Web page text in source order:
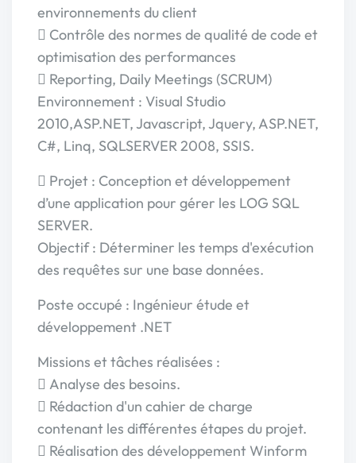
environnements du client
 Contrôle des normes de qualité de code et
optimisation des performances
 Reporting, Daily Meetings (SCRUM)
Environnement : Visual Studio
2010,ASP.NET, Javascript, Jquery, ASP.NET,
C#, Linq, SQLSERVER 2008, SSIS.
 Projet : Conception et développement
d’une application pour gérer les LOG SQL
SERVER.
Objectif : Déterminer les temps d'exécution
des requêtes sur une base données.
Poste occupé : Ingénieur étude et
développement .NET
Missions et tâches réalisées :
 Analyse des besoins.
 Rédaction d'un cahier de charge
contenant les différentes étapes du projet.
 Réalisation des développement Winform